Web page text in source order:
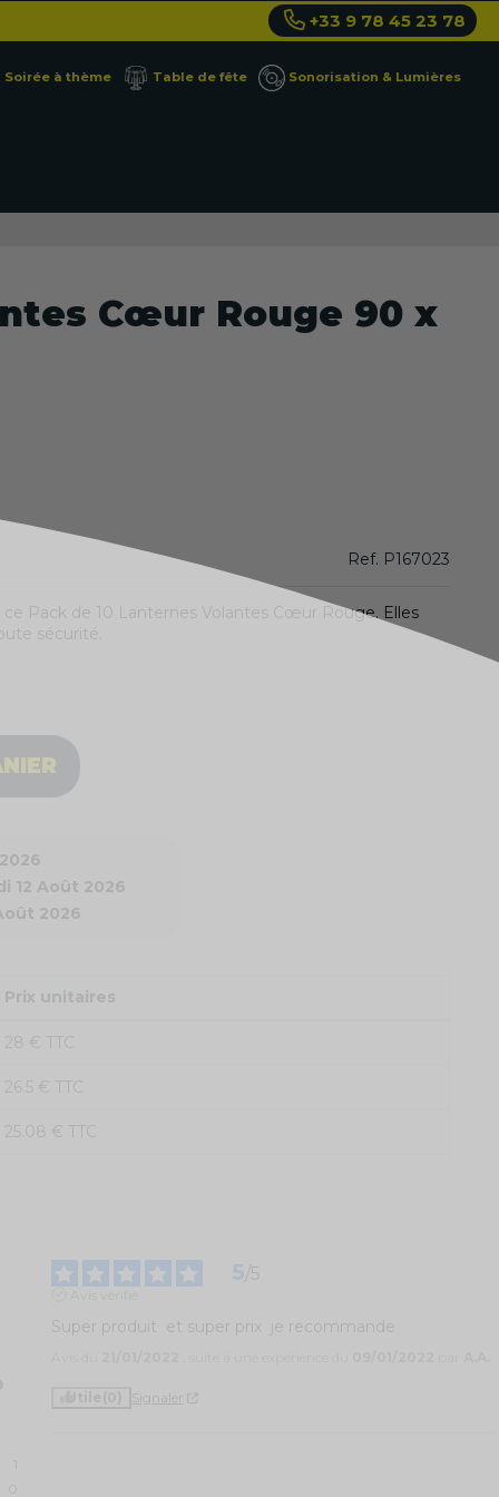
+33 9 78 45 23 78
Soirée à thème Table de fête Sonorisation & Lumières
Cœur Rouge 90 x
Ref. P167023
Pack de 10 Lanternes Volantes Cœur Rouge. Elles
sécurité.
12 Août 2026
2026
Prix unitaires
28 € TTC
26.5 € TTC
25.08 € TTC
5/5
Avis vérifié
Super produit  et super prix  je recommande
Signaler